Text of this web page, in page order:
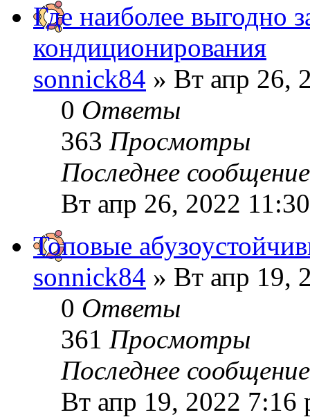
Где наиболее выгодно
кондиционирования
sonnick84 » Вт апр 26,
0 Ответы
363 Просмотры
Последнее
Вт апр 26, 2022
Топовые
sonnick84 » Вт апр 19,
0 Ответы
361 Просмотры
Последнее
Вт апр 19, 2022 7:16